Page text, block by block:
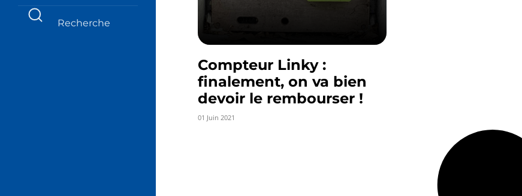
Compteur Linky :
finalement, on va bien
devoir le rembourser !
01 Juin 2021